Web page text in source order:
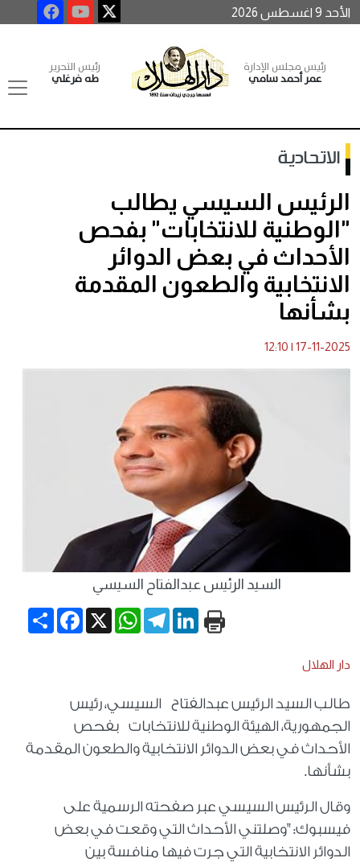
الأحد 9 اغسطس 2026
رئيس مجلس الإدارة
عمر أحمد سامي
رئيس التحرير
طه فرغلي
الاتحادية
الرئيس السيسي يطالب
"الوطنية للانتخابات" بفحص
الأحداث في بعض الدوائر
الانتخابية والطعون المقدمة
بشأنها
17-11-2025
|
12:10
السيد الرئيس عبدالفتاح السيسي
Share
Facebook X
WhatsApp
TelegramLinkedIn
دار الهلال
طالب السيد الرئيس عبدالفتاح السيسي، رئيس
الجمهورية، الهيئة الوطنية للانتخابات بفحص
الأحداث في بعض الدوائر الانتخابية والطعون المقدمة
بشأنها.
وقال الرئيس السيسي عبر صفحته الرسمية على
فيسبوك: "وصلتني الأحداث التي وقعت في بعض
الدوائر الانتخابية التي جرت فيها منافسة بين